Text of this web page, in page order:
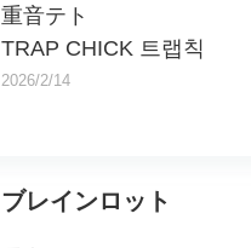
重音テト
TRAP CHICK 트랩칙
2026/2/14
ブレインロット